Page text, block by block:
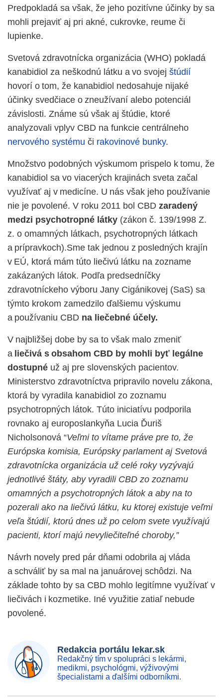
Predpokladá sa však, že jeho pozitívne účinky by sa
mohli prejaviť aj pri akné, cukrovke, reume či
lupienke.
Svetová zdravotnícka organizácia (WHO) pokladá
kanabidiol za neškodnú látku a vo svojej štúdií
hovorí o tom, že kanabidiol nedosahuje nijaké
účinky svedčiace o zneužívaní alebo potenciál
závislosti. Známe sú však aj štúdie, ktoré
analyzovali vplyv CBD na funkcie centrálneho
nervového systému či rakovinové bunky.
Množstvo podobných výskumom prispel o k tomu, že
kanabidiol sa vo viacerých krajinách sveta začal
využívať aj v medicíne. U nás však jeho používanie
nie je povolené. V roku 2011 bol CBD zaradený
medzi psychotropné látky (zákon č. 139/1998 Z.
z. o omamných látkach, psychotropných látkach
a prípravkoch).Sme tak jednou z posledných krajín
v EÚ, ktorá mám túto liečivú látku na zozname
zakázaných látok. Podľa predsedníčky
zdravotníckeho výboru Jany Cigánikovej (SaS) sa
týmto krokom zamedzilo ďalšiemu výskumu
a používaniu CBD na liečebné účely.
V najbližšej dobe by sa to však malo zmeniť
a liečivá s obsahom CBD by mohli byť legálne
dostupné už aj pre slovenských pacientov.
Ministerstvo zdravotníctva pripravilo novelu zákona,
ktorá by vyradila kanabidiol zo zoznamu
psychotropných látok. Túto iniciatívu podporila
rovnako aj europoslankyňa Lucia Ďuriš
Nicholsonová “Veľmi to vítame práve pre to, že
Európska komisia, Európsky parlament aj Svetová
zdravotnícka organizácia už celé roky vyzývajú
jednotlivé štáty, aby vyradili CBD zo zoznamu
omamných a psychotropných látok a aby na to
pozerali ako na liečivú látku, ku ktorej existuje veľmi
veľa štúdií, ktorú dnes už po celom svete využívajú
pacienti, ktorí majú nevyliečiteľné choroby,”
Návrh novely pred pár dňami odobrila aj vláda
a schváliť by sa mal na januárovej schôdzi. Na
základe tohto by sa CBD mohlo legitímne využívať v
liečivách i kozmetike. Iné využitie zatiaľ nebude
povolené.
Redakcia portálu lekar.sk
Redakčný tím v spolupráci s lekármi,
medikmi, psychológmi, výživovými
špecialistami a ďalšími odborníkmi.